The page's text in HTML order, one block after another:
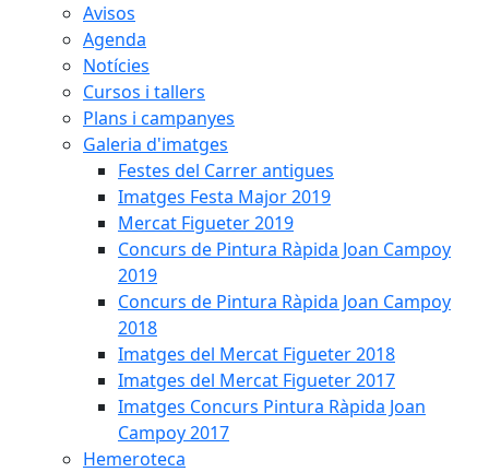
Avisos
Agenda
Notícies
Cursos i tallers
Plans i campanyes
Galeria d'imatges
Festes del Carrer antigues
Imatges Festa Major 2019
Mercat Figueter 2019
Concurs de Pintura Ràpida Joan Campoy
2019
Concurs de Pintura Ràpida Joan Campoy
2018
Imatges del Mercat Figueter 2018
Imatges del Mercat Figueter 2017
Imatges Concurs Pintura Ràpida Joan
Campoy 2017
Hemeroteca